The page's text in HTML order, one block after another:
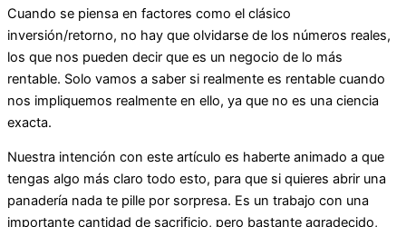
Cuando se piensa en factores como el clásico
inversión/retorno, no hay que olvidarse de los números reales,
los que nos pueden decir que es un negocio de lo más
rentable. Solo vamos a saber si realmente es rentable cuando
nos impliquemos realmente en ello, ya que no es una ciencia
exacta.
Nuestra intención con este artículo es haberte animado a que
tengas algo más claro todo esto, para que si quieres abrir una
panadería nada te pille por sorpresa. Es un trabajo con una
importante cantidad de sacrificio, pero bastante agradecido,